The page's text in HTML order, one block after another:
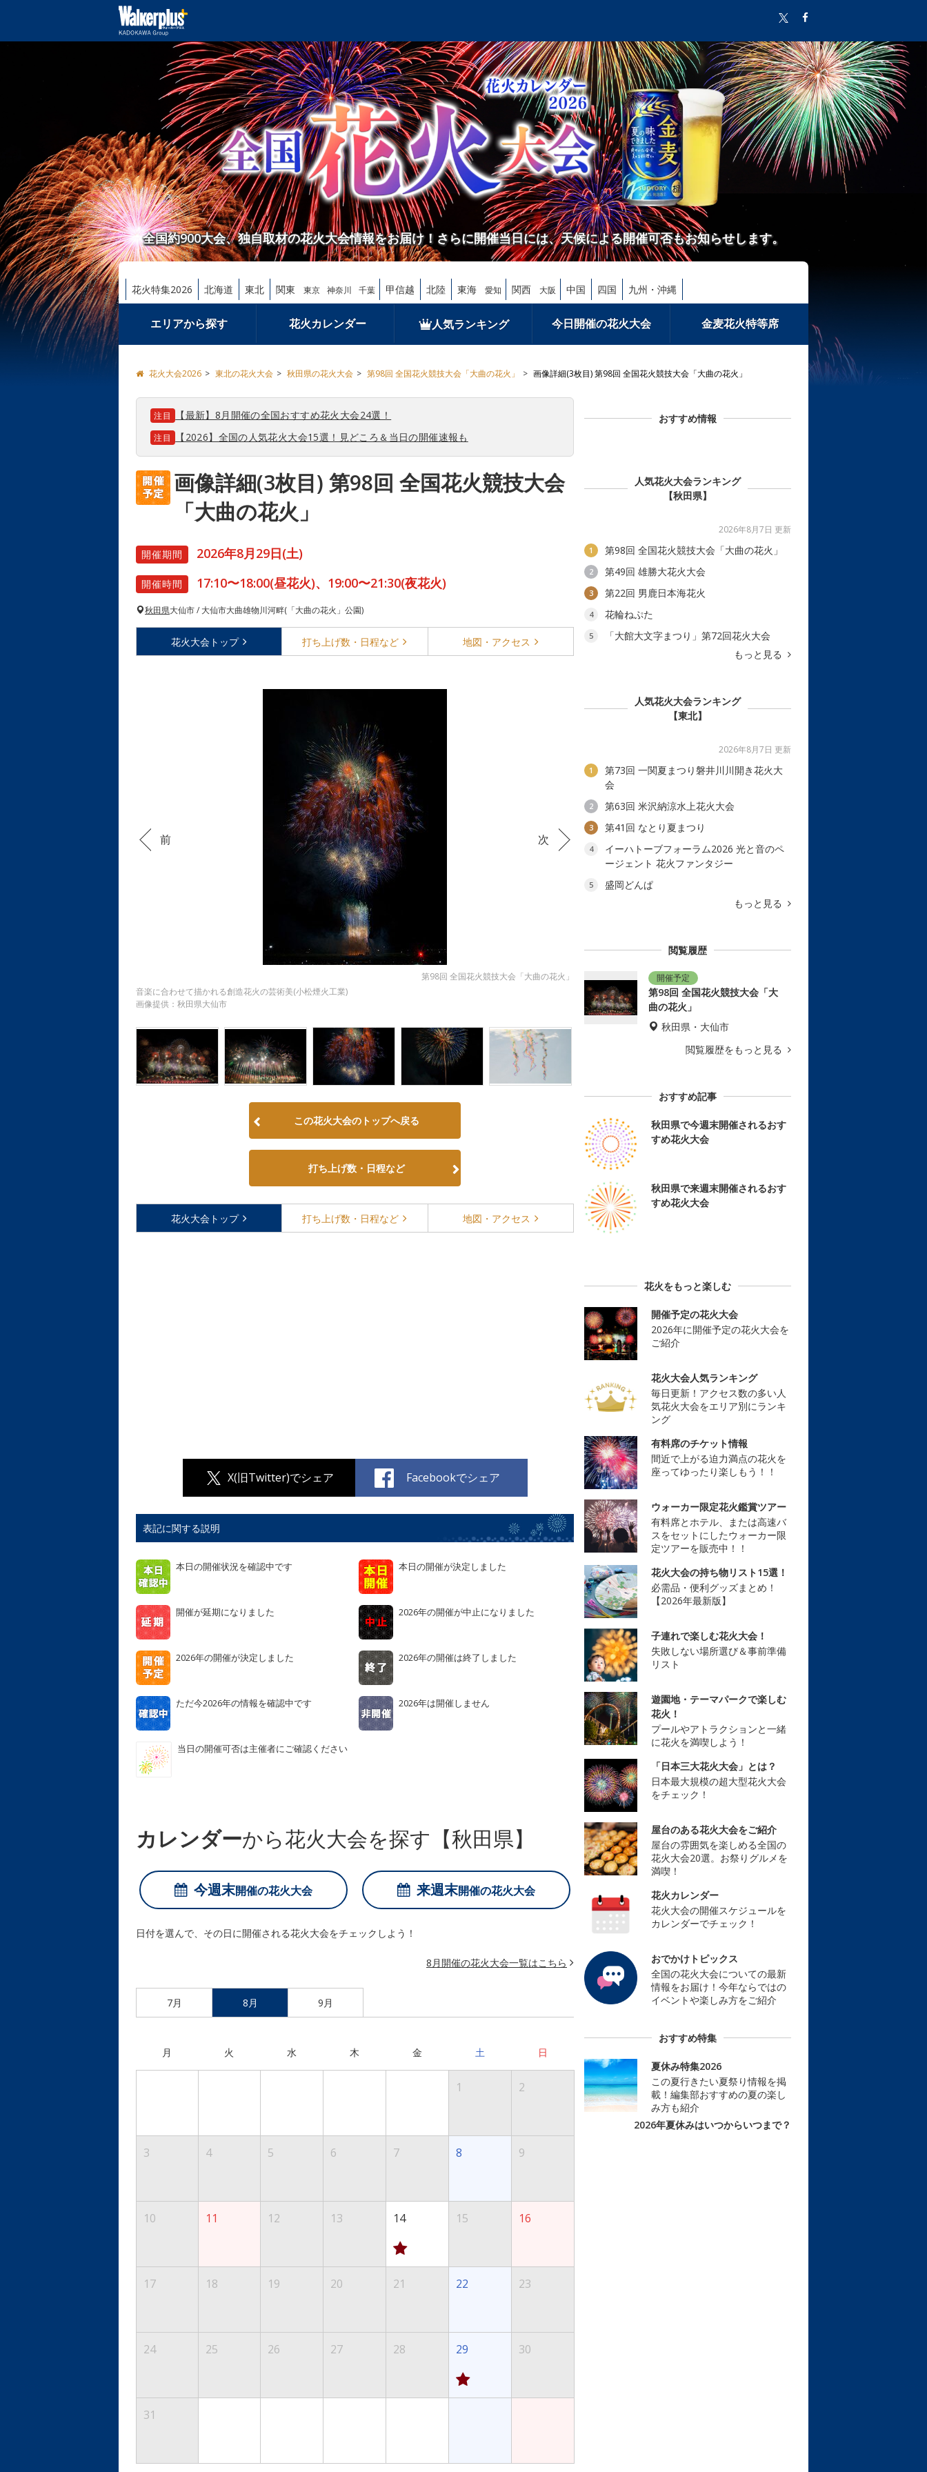
全国約900大会、独自取材の花火大会情報をお届け！さらに開催当日には、天候による開催可否もお知らせします。
花火特集2026 北海道 東北 関東 東京 神奈川 千葉 甲信越 北陸 東海 愛知 関西 大阪 中国 四国 九州・沖縄
エリアから探す 花火カレンダー 人気ランキング 今日開催の花火大会 金麦花火特等席
花火大会2026 東北の花火大会 秋田県の花火大会 第98回 全国花火競技大会「大曲の花火」 画像詳細(3枚目) 第98回 全国花火競技大会「大曲の花火」
注目 【最新】8月開催の全国おすすめ花火大会24選！
注目 【2026】全国の人気花火大会15選！見どころ＆当日の開催速報も
画像詳細(3枚目) 第98回 全国花火競技大会
「大曲の花火」
開催期間 2026年8月29日(土)
開催時間 17:10〜18:00(昼花火)、19:00〜21:30(夜花火)
秋田県大仙市 / 大仙市大曲雄物川河畔(「大曲の花火」公園)
花火大会 トップ 打ち上げ数・ 日程など 地図・ アクセス
第98回 全国花火競技大会「大曲の花火」
音楽に合わせて描かれる創造花火の芸術美(小松煙火工業)
画像提供：秋田県大仙市
前 次
この花火大会のトップへ戻る
打ち上げ数・日程など
花火大会 トップ 打ち上げ数・ 日程など 地図・ アクセス
X(旧Twitter)でシェア Facebookでシェア
表記に関する説明
本日の開催状況を確認中です 本日の開催が決定しました
開催が延期になりました 2026年の開催が中止になりました
2026年の開催が決定しました 2026年の開催は終了しました
ただ今2026年の情報を確認中です 2026年は開催しません
当日の開催可否は主催者にご確認ください
カレンダーから花火大会を探す【秋田県】
今週末開催の花火大会 来週末開催の花火大会
日付を選んで、その日に開催される花火大会をチェックしよう！
8月開催の花火大会一覧はこちら
7月 8月 9月
月 火 水 木 金 土 日
1 2
3 4 5 6 7 8 9
10 11 12 13 14 15 16
17 18 19 20 21 22 23
24 25 26 27 28 29 30
31
おすすめ情報
人気花火大会ランキング
【秋田県】
2026年8月7日 更新
1 第98回 全国花火競技大会「大曲の花火」
2 第49回 雄勝大花火大会
3 第22回 男鹿日本海花火
4 花輪ねぷた
5
「大館大文字まつり」第72回花火大会
もっと見る
人気花火大会ランキング
【東北】
2026年8月7日 更新
1
第73回 一関夏まつり磐井川川開き花火大
会
2 第63回 米沢納涼水上花火大会
3 第41回 なとり夏まつり
4
イーハトーブフォーラム2026 光と音のペ
ージェント 花火ファンタジー
5
盛岡どんぱ
もっと見る
閲覧履歴
第98回 全国花火競技大会「大
曲の花火」
秋田県・大仙市
閲覧履歴をもっと見る
おすすめ記事
秋田県で今週末開催されるおす
すめ花火大会
秋田県で来週末開催されるおす
すめ花火大会
花火をもっと楽しむ
開催予定の花火大会
2026年に開催予定の花火大会を
ご紹介
花火大会人気ランキング
毎日更新！アクセス数の多い人
気花火大会をエリア別にランキ
ング
有料席のチケット情報
間近で上がる迫力満点の花火を
座ってゆったり楽しもう！！
ウォーカー限定花火鑑賞ツアー
有料席とホテル、または高速バ
スをセットにしたウォーカー限
定ツアーを販売中！！
花火大会の持ち物リスト15選！
必需品・便利グッズまとめ！
【2026年最新版】
子連れで楽しむ花火大会！
失敗しない場所選び＆事前準備
リスト
遊園地・テーマパークで楽しむ
花火！
プールやアトラクションと一緒
に花火を満喫しよう！
「日本三大花火大会」とは？
日本最大規模の超大型花火大会
をチェック！
屋台のある花火大会をご紹介
屋台の雰囲気を楽しめる全国の
花火大会20選。お祭りグルメを
満喫！
花火カレンダー
花火大会の開催スケジュールを
カレンダーでチェック！
おでかけトピックス
全国の花火大会についての最新
情報をお届け！今年ならではの
イベントや楽しみ方をご紹介
おすすめ特集
夏休み特集2026
この夏行きたい夏祭り情報を掲
載！編集部おすすめの夏の楽し
み方も紹介
2026年夏休みはいつからいつまで？